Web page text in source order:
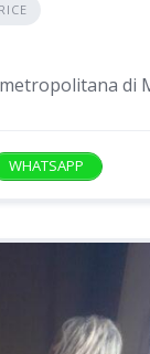
di
WHATSAPP